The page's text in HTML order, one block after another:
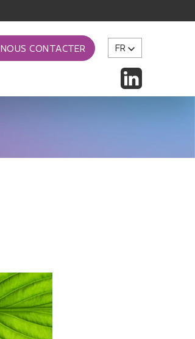
NOUS CONTACTER FR